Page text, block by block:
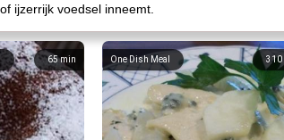
ijzerrijk voedsel inneemt.
65min 310
One Dish Meal